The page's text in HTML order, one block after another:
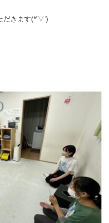
きます(*’▽’)